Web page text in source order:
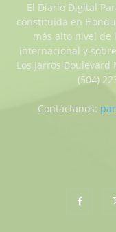
El Diario Digital
constituida en
más alto nivel de
internacional y
Los Jarros
(504)
Contáctanos: